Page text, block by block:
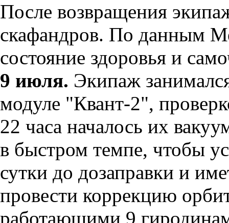
После возвращения
скафандров. По данным
состояние здоровья и
9 июля. Экипаж
модуле "Квант-2",
22 часа началось их
в быстром темпе, чтобы
сутки до дозаправки и
провести коррекцию
работающими 9